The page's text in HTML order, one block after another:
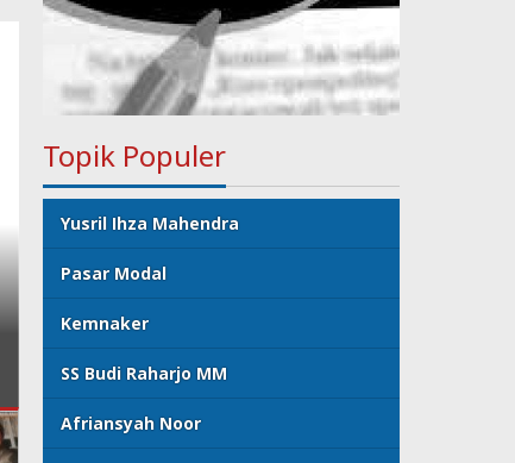
Public Relations di
Budi Raharjo MM
& Mitigasi Risiko)
Topik Populer
Yusril Ihza Mahendra
Pasar Modal
Kemnaker
SS Budi Raharjo MM
Afriansyah Noor